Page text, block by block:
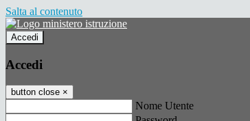
Salta al contenuto
Accedi
Accedi
button close ×
Nome Utente